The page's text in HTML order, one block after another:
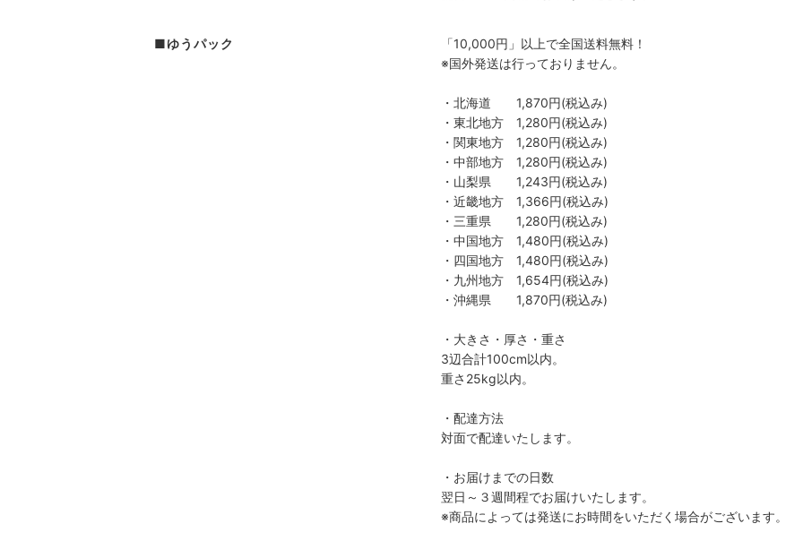
■ゆうパック
「10,000円」以上で全国送料無料！
※国外発送は行っておりません。
・北海道 1,870円(税込み)
・東北地方 1,280円(税込み)
・関東地方 1,280円(税込み)
・中部地方 1,280円(税込み)
・山梨県 1,243円(税込み)
・近畿地方 1,366円(税込み)
・三重県 1,280円(税込み)
・中国地方 1,480円(税込み)
・四国地方 1,480円(税込み)
・九州地方 1,654円(税込み)
・沖縄県 1,870円(税込み)
・大きさ・厚さ・重さ
3辺合計100cm以内。
重さ25kg以内。
・配達方法
対面で配達いたします。
・お届けまでの日数
翌日～３週間程でお届けいたします。
※商品によっては発送にお時間をいただく場合がございます。